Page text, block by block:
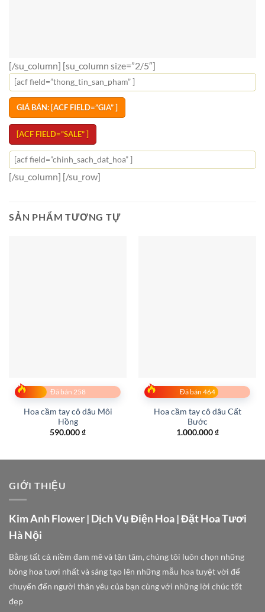
[/su_column] [su_column size=”2/5″]
[acf field=”thong_tin_san_pham” ]
GIÁ BÁN: [ACF FIELD=”GIA” ]
[ACF FIELD=”SALE” ]
[acf field=”chinh_sach_dat_hoa” ]
[/su_column] [/su_row]
SẢN PHẨM TƯƠNG TỰ
Đã bán 258
Hoa cầm tay cô dâu Môi
Hồng
590.000₫
Đã bán 464
Hoa cầm tay cô dâu Cất
Bước
1.000.000₫
GIỚI THIỆU
Kim Anh Flower | Dịch Vụ Điện Hoa | Đặt Hoa Tươi
Hà Nội
Bằng tất cả niềm đam mê và tận tâm, chúng tôi luôn chọn những
bông hoa tươi nhất và sáng tạo lên những mẫu hoa tuyệt vời để
chuyển đến người thân yêu của bạn cùng với những lời chúc tốt
đẹp